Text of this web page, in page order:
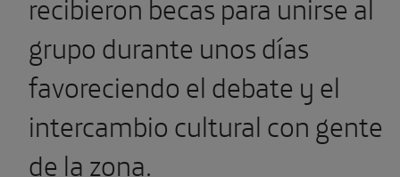
grupo durante unos días
favoreciendo el debate y el
intercambio cultural con gente
de la zona.